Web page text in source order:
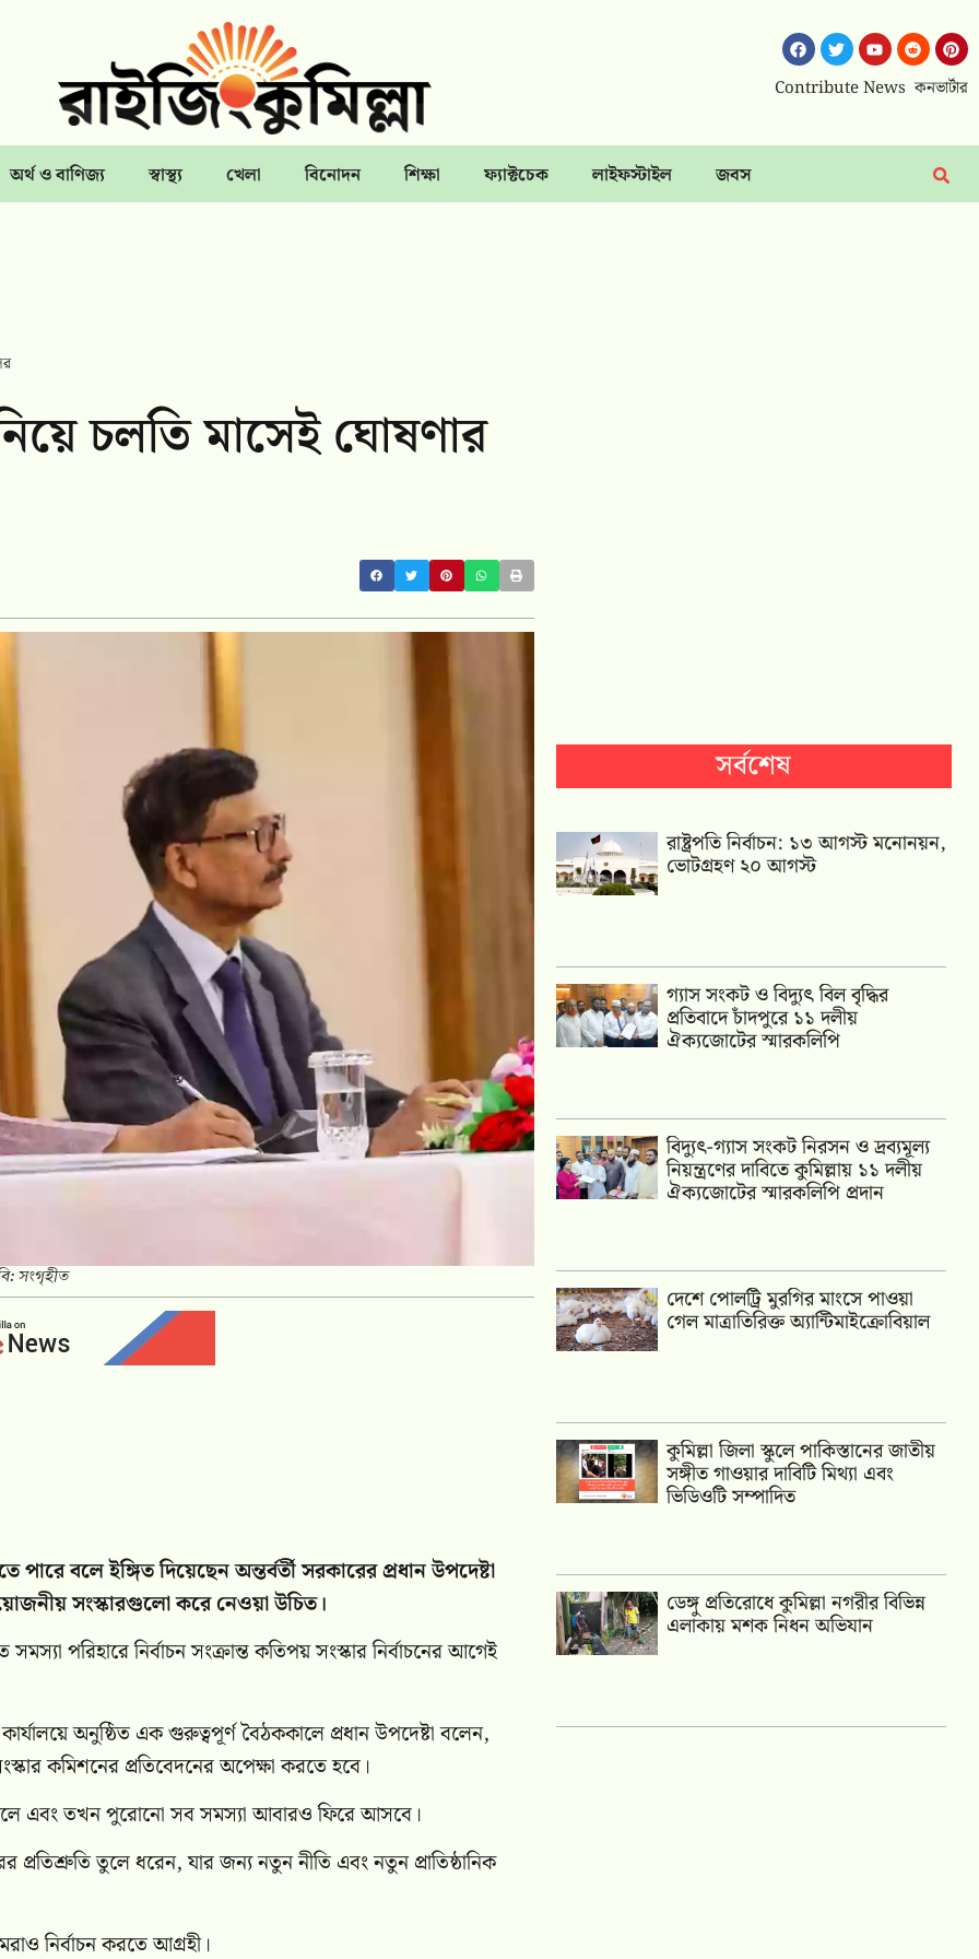
Contribute News কনভার্টার
অর্থ ও বাণিজ্য স্বাস্থ্য খেলা বিনোদন শিক্ষা ফ্যাক্টচেক লাইফস্টাইল জবস
চলতি মাসেই ঘোষণার
সংগৃহীত
বলে ইঙ্গিত দিয়েছেন অন্তর্বর্তী সরকারের প্রধান উপদেষ্টা
সংস্কারগুলো করে নেওয়া উচিত।
পরিহারে নির্বাচন সংক্রান্ত কতিপয় সংস্কার নির্বাচনের আগেই
অনুষ্ঠিত এক গুরুত্বপূর্ণ বৈঠককালে প্রধান উপদেষ্টা বলেন,
কমিশনের প্রতিবেদনের অপেক্ষা করতে হবে।
এবং তখন পুরোনো সব সমস্যা আবারও ফিরে আসবে।
প্রতিশ্রুতি তুলে ধরেন, যার জন্য নতুন নীতি এবং নতুন প্রাতিষ্ঠানিক
নির্বাচন করতে আগ্রহী।
সর্বশেষ
রাষ্ট্রপতি নির্বাচন: ১৩ আগস্ট মনোনয়ন,
ভোটগ্রহণ ২০ আগস্ট
গ্যাস সংকট ও বিদ্যুৎ বিল বৃদ্ধির
প্রতিবাদে চাঁদপুরে ১১ দলীয়
ঐক্যজোটের স্মারকলিপি
‎বিদ্যুৎ-গ্যাস সংকট নিরসন ও দ্রব্যমূল্য
নিয়ন্ত্রণের দাবিতে কুমিল্লায় ১১ দলীয়
ঐক‍্যজোটের স্মারকলিপি প্রদান
দেশে পোলট্রি মুরগির মাংসে পাওয়া
গেল মাত্রাতিরিক্ত অ্যান্টিমাইক্রোবিয়াল
কুমিল্লা জিলা স্কুলে পাকিস্তানের জাতীয়
সঙ্গীত গাওয়ার দাবিটি মিথ্যা এবং
ভিডিওটি সম্পাদিত
ডেঙ্গু প্রতিরোধে কুমিল্লা নগরীর বিভিন্ন
এলাকায় মশক নিধন অভিযান